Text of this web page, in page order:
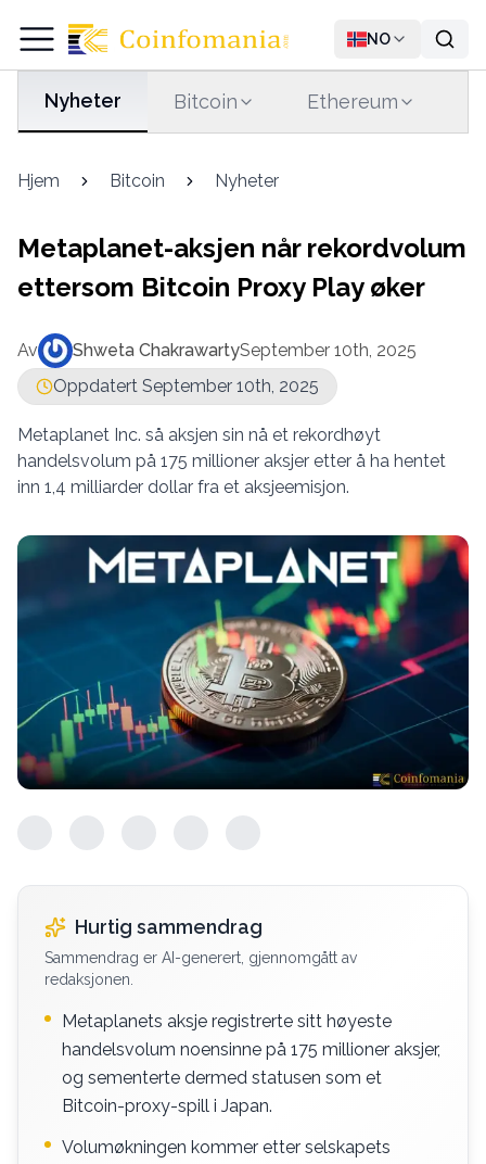
NO
Nyheter Bitcoin Ethereum
Hjem Bitcoin Nyheter
Metaplanet-aksjen når rekordvolum
ettersom Bitcoin Proxy Play øker
Av Shweta ChakrawartySeptember 10th, 2025
Oppdatert September 10th, 2025
Metaplanet Inc. så aksjen sin nå et rekordhøyt
handelsvolum på 175 millioner aksjer etter å ha hentet
inn 1,4 milliarder dollar fra et aksjeemisjon.
Hurtig sammendrag
Sammendrag er AI-generert, gjennomgått av
redaksjonen.
Metaplanets aksje registrerte sitt høyeste
handelsvolum noensinne på 175 millioner aksjer,
og sementerte dermed statusen som et
Bitcoin-proxy-spill i Japan.
Volumøkningen kommer etter selskapets